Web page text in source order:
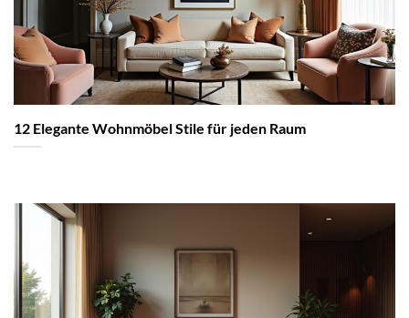
12 Elegante Wohnmöbel Stile für jeden Raum